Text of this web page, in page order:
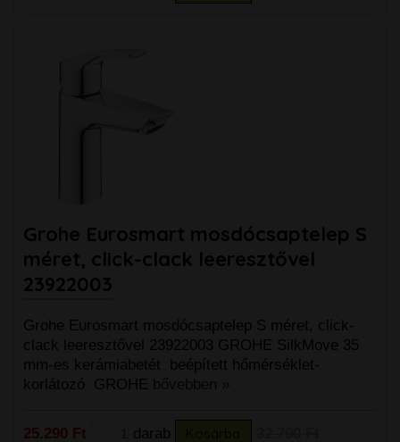
Grohe Eurosmart mosdócsaptelep S
méret, click-clack leeresztővel
23922003
Grohe Eurosmart mosdócsaptelep S méret, click-
clack leeresztővel 23922003 GROHE SilkMove 35
mm-es kerámiabetét beépített hőmérséklet-
korlátozó GROHE bővebben »
25.290 Ft darab